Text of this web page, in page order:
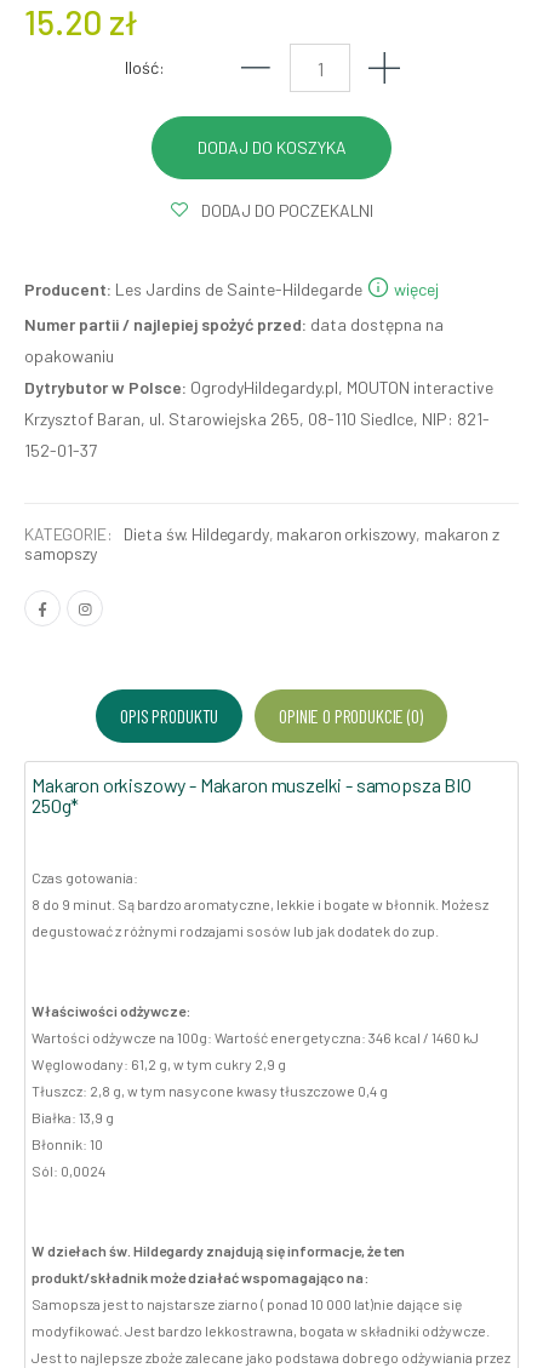
15.20 zł
Ilość:
DODAJ DO POCZEKALNI
Producent: Les Jardins de Sainte-Hildegarde
więcej
Numer partii / najlepiej spożyć przed: data dostępna na
opakowaniu
Dytrybutor w Polsce: OgrodyHildegardy.pl, MOUTON interactive
Krzysztof Baran, ul. Starowiejska 265, 08-110 Siedlce, NIP: 821-
152-01-37
KATEGORIE: Dieta św. Hildegardy, makaron orkiszowy, makaron z
samopszy
OPIS PRODUKTU OPINIE O PRODUKCIE (0)
Makaron orkiszowy - Makaron muszelki - samopsza BIO
250g*
Czas gotowania:
8 do 9 minut. Są bardzo aromatyczne, lekkie i bogate w błonnik. Możesz
degustować z różnymi rodzajami sosów lub jak dodatek do zup.
Właściwości odżywcze:
Wartości odżywcze na 100g: Wartość energetyczna: 346 kcal / 1460 kJ
Węglowodany: 61,2 g, w tym cukry 2,9 g
Tłuszcz: 2,8 g, w tym nasycone kwasy tłuszczowe 0,4 g
Białka: 13,9 g
Błonnik: 10
Sól: 0,0024
W dziełach św. Hildegardy znajdują się informacje, że ten
produkt/składnik może działać wspomagająco na:
Samopsza jest to najstarsze ziarno ( ponad 10 000 lat)nie dające się
modyfikować. Jest bardzo lekkostrawna, bogata w składniki odżywcze.
Jest to najlepsze zboże zalecane jako podstawa dobrego odżywiania przez